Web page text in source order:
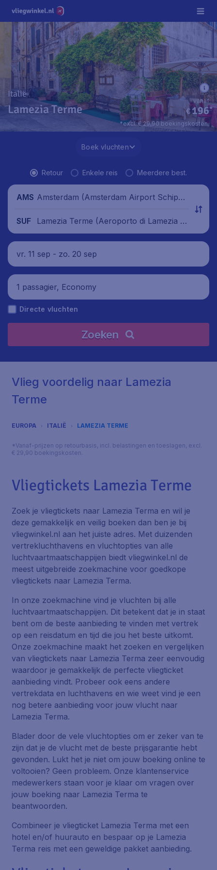
Italië
Lamezia Terme € 196*
vanaf
*excl. € 29,90 boekingskosten.
Boek vluchten
Retour Enkele reis Meerdere best.
AMS Amsterdam (Amsterdam Airport Schipho
SUF
Lamezia Terme (Aeroporto di Lamezia T
erme), Italië
vr. 11 sep - zo. 20 sep
1 passagier, Economy
Directe vluchten
Zoeken
Vlieg voordelig naar Lamezia
Terme
EUROPA ITALIË LAMEZIA TERME
*Vanaf-prijzen op retourbasis, incl. belastingen en toeslagen, excl.
€ 29,90 boekingskosten.
Vliegtickets Lamezia Terme
Zoek je vliegtickets naar Lamezia Terma en wil je
deze gemakkelijk en veilig boeken dan ben je bij
vliegwinkel.nl aan het juiste adres. Met duizenden
vertrekluchthavens en vluchtopties van alle
luchtvaartmaatschappijen biedt vliegwinkel.nl de
meest uitgebreide zoekmachine voor goedkope
vliegtickets naar Lamezia Terma.
In onze zoekmachine vind je vluchten bij alle
luchtvaartmaatschappijen. Dit betekent dat je in staat
bent om de beste aanbieding te vinden met vertrek
op een reisdatum en tijd die jou het beste uitkomt.
Onze zoekmachine maakt het zoeken en vergelijken
van vliegtickets naar Lamezia Terma zeer eenvoudig
waardoor je gemakkelijk de perfecte vliegticket
aanbieding vindt. Probeer ook eens andere
vertrekdata en luchthavens en wie weet vind je een
nog betere aanbieding voor jouw vlucht naar
Lamezia Terma.
Blader door de vele vluchtopties om er zeker van te
zijn dat je de vlucht met de beste prijsgarantie hebt
gevonden. Lukt het je niet om jouw boeking online te
voltooien? Geen probleem. Onze klantenservice
medewerkers staan voor je klaar om vragen over
jouw boeking naar Lamezia Terma te
beantwoorden.
Combineer je vliegticket Lamezia Terma met een
hotel en/of huurauto en bespaar op je Lamezia
Terma reis met een geweldige pakket aanbieding.